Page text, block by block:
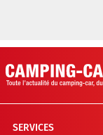
SERVICES